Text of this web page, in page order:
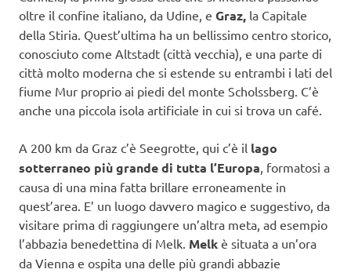
oltre il confine italiano, da Udine, e Graz, la Capitale
della Stiria. Quest’ultima ha un bellissimo centro storico,
conosciuto come Altstadt (città vecchia), e una parte di
città molto moderna che si estende su entrambi i lati del
fiume Mur proprio ai piedi del monte Scholssberg. C’è
anche una piccola isola artificiale in cui si trova un café.
A 200 km da Graz c’è Seegrotte, qui c’è il lago
sotterraneo più grande di tutta l’Europa, formatosi a
causa di una mina fatta brillare erroneamente in
quest’area. E’ un luogo davvero magico e suggestivo, da
visitare prima di raggiungere un’altra meta, ad esempio
l’abbazia benedettina di Melk. Melk è situata a un’ora
da Vienna e ospita una delle più grandi abbazie